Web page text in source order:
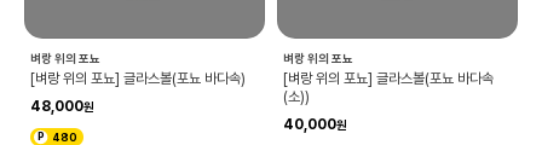
벼랑 위의 포뇨
[벼랑 위의 포뇨] 글라스볼(포뇨 바다속)
48,000
480
벼랑 위의 포뇨
[벼랑 위의 포뇨] 글라스볼(포뇨 바다속
(소))
40,000